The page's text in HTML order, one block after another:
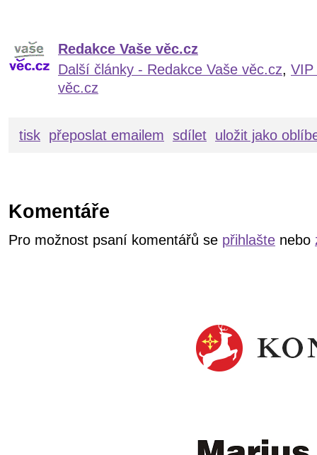
Redakce Vaše věc.cz
Další články - Redakce Vaše věc.cz, VIP
věc.cz
tisk přeposlat emailem sdílet uložit jako
Komentáře
Pro možnost psaní komentářů se přihlašte nebo